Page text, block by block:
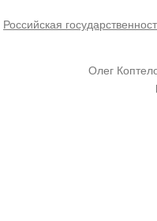
Российская
Олег